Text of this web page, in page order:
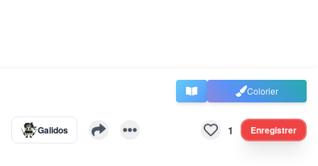
Colorier
Galidos 1 Enregistrer